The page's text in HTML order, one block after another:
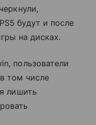
будут и после
на дисках.
пользователи
том числе
лишить